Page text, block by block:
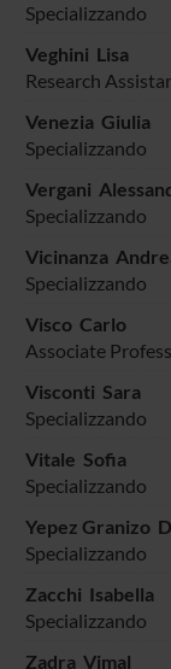
Specializzando
Veghini Lisa
Research
Venezia Giulia
Specializzando
Vergani
Specializzando
Vicinanza
Specializzando
Visco Carlo
Associate
Visconti Sara
Specializzando
Vitale Sofia
Specializzando
Yepez Granizo
Specializzando
Zacchi Isabella
Specializzando
Zadra Vimal